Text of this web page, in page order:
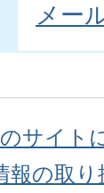
メー
サイト
報の取